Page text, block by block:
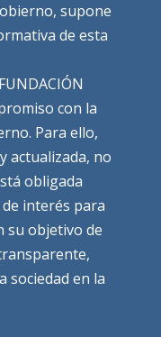
supone
de esta
con la
Para ello,
actualizada, no
obligada
interés para
su objetivo de
sociedad en la